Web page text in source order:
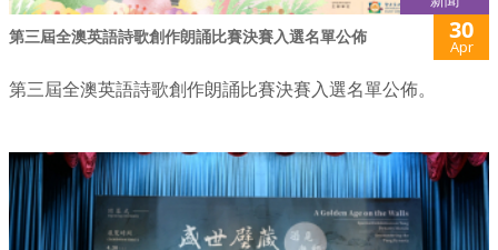
第三屆全澳英語詩歌創作朗誦比賽決賽入選名單公佈 30
Apr
第三屆全澳英語詩歌創作朗誦比賽決賽入選名單公佈。